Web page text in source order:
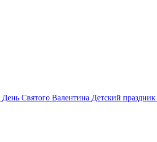
День Святого Валентина Детский праздник